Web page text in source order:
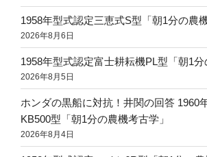
1958年型式認定三恵式S型「朝1分の農
2026年8月6日
1958年型式認定富士耕耘機PL型「朝1分
2026年8月5日
ホンダの黒船に対抗！井関の回答 1960
KB500型「朝1分の農機考古学」
2026年8月4日